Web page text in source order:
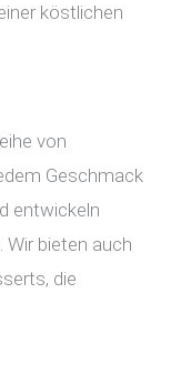
köstlichen
von
Geschmack
entwickeln
bieten auch
die